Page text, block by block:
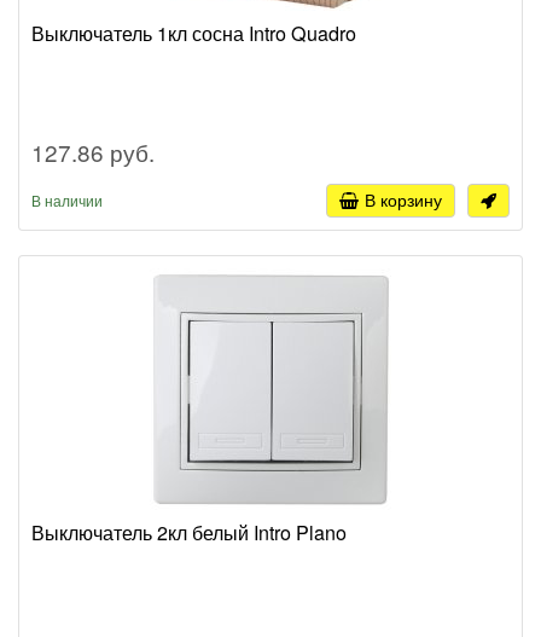
Выключатель 1кл сосна Intro Quadro
127.86 руб.
В наличии В корзину
Выключатель 2кл белый Intro Plano